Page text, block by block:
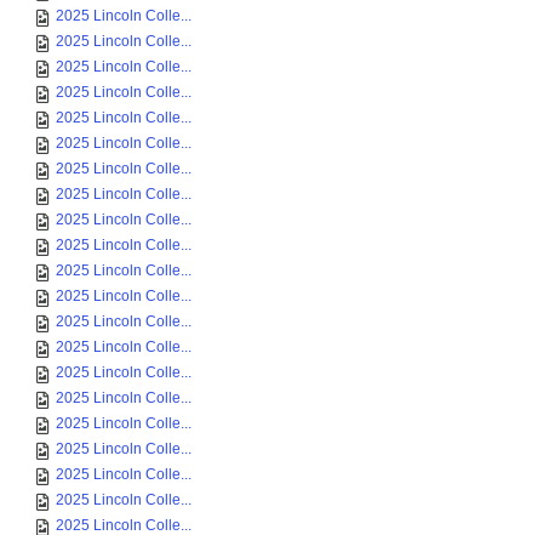
2025 Lincoln Colle...
2025 Lincoln Colle...
2025 Lincoln Colle...
2025 Lincoln Colle...
2025 Lincoln Colle...
2025 Lincoln Colle...
2025 Lincoln Colle...
2025 Lincoln Colle...
2025 Lincoln Colle...
2025 Lincoln Colle...
2025 Lincoln Colle...
2025 Lincoln Colle...
2025 Lincoln Colle...
2025 Lincoln Colle...
2025 Lincoln Colle...
2025 Lincoln Colle...
2025 Lincoln Colle...
2025 Lincoln Colle...
2025 Lincoln Colle...
2025 Lincoln Colle...
2025 Lincoln Colle...